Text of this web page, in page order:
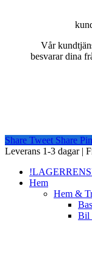
Vår
besvarar dina
Share Tweet Share Pin
Close
Leverans 1-3 dagar |
Hem
Hem &
Bil